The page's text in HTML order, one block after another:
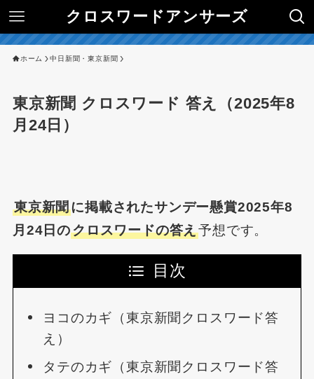
クロスワードアンサーズ
ホーム 中日新聞・東京新聞
東京新聞 クロスワード 答え（2025年8
月24日）
東京新聞に掲載されたサンデー懸賞2025年8
月24日のクロスワードの答え予想です。
目次
ヨコのカギ（東京新聞クロスワード答
え）
タテのカギ（東京新聞クロスワード答